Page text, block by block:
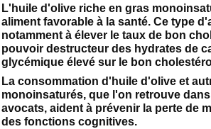
L'huile d'olive riche en gras
aliment favorable à la santé. Ce type
notamment à élever le taux de bon
pouvoir destructeur des hydrates de
glycémique élevé sur le bon
La consommation d'huile d'olive et
monoinsaturés, que l'on retrouve
avocats, aident à prévenir la perte de
des fonctions cognitives.